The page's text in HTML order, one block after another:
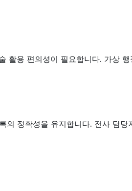
활용 편의성이 필요합니다. 가상
정확성을 유지합니다. 전사 담